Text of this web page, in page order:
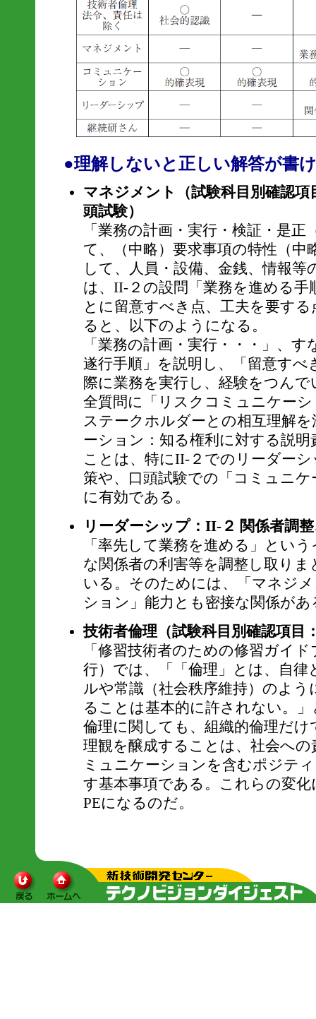
●理解しないと正しい解答が書
マネジメント（試験科目別確認
頭試験）
「業務の計画・実行・検証・是
て、（中略）要求事項の特性（
して、人員・設備、金銭、情報
は、II-２の設問「業務を進める
とに留意すべき点、工夫を要す
ると、以下のようになる。
「業務の計画・実行・・・」、
遂行手順」を説明し、「留意す
際に業務を実行し、経験をつん
全質問に「リスクコミュニケー
ステークホルダーとの相互理解
ーション：知る権利に対する説
ことは、特にII-２でのリーダー
策や、口頭試験での「コミュニ
に有効である。
リーダーシップ：II-２ 関係者調
「率先して業務を進める」とい
な関係者の利害等を調整し取り
いる。そのためには、「マネジ
ション」能力とも密接な関係があ
技術者倫理（試験科目別確認項目
「修習技術者のための修習ガイ
行）では、「「倫理」とは、自
ルや常識（社会秩序維持）のよ
ることは基本的に許されない。
倫理に関しても、組織的倫理だ
理観を醸成することは、社会へ
ミュニケーションを含むポジテ
す基本事項である。これらの変
PEになるのだ。